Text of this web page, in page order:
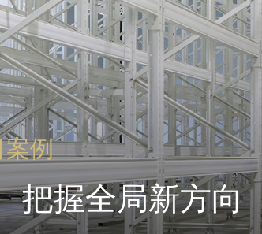
案例
把握全局新方向